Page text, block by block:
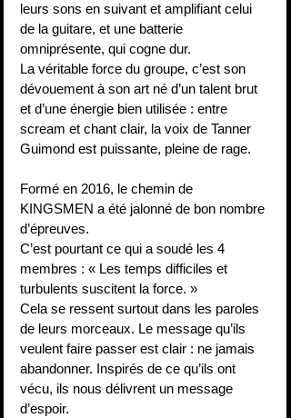
leurs sons en suivant et amplifiant celui
de la guitare, et une batterie
omniprésente, qui cogne dur.
La véritable force du groupe, c’est son
dévouement à son art né d’un talent brut
et d’une énergie bien utilisée : entre
scream et chant clair, la voix de Tanner
Guimond est puissante, pleine de rage.
Formé en 2016, le chemin de
KINGSMEN a été jalonné de bon nombre
d’épreuves.
C’est pourtant ce qui a soudé les 4
membres : « Les temps difficiles et
turbulents suscitent la force. »
Cela se ressent surtout dans les paroles
de leurs morceaux. Le message qu’ils
veulent faire passer est clair : ne jamais
abandonner. Inspirés de ce qu’ils ont
vécu, ils nous délivrent un message
d’espoir.